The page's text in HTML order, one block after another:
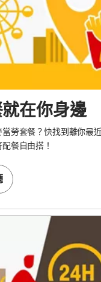
在你身邊
勞套餐？快找到離你最
餐自由搭！